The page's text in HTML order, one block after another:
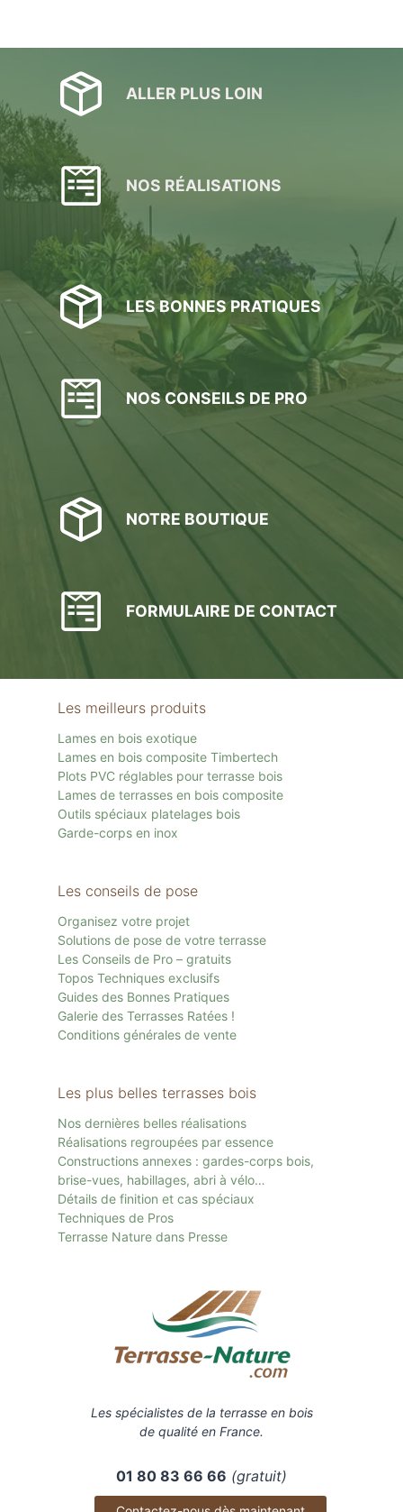
ALLER PLUS LOIN
NOS RÉALISATIONS
LES BONNES PRATIQUES
NOS CONSEILS DE PRO
NOTRE BOUTIQUE
FORMULAIRE DE CONTACT
Les meilleurs produits
Lames en bois exotique
Lames en bois composite Timbertech
Plots PVC réglables pour terrasse bois
Lames de terrasses en bois composite
Outils spéciaux platelages bois
Garde-corps en inox
Les conseils de pose
Organisez votre projet
Solutions de pose de votre terrasse
Les Conseils de Pro – gratuits
Topos Techniques exclusifs
Guides des Bonnes Pratiques
Galerie des Terrasses Ratées !
Conditions générales de vente
Les plus belles terrasses bois
Nos dernières belles réalisations
Réalisations regroupées par essence
Constructions annexes : gardes-corps bois,
brise-vues, habillages, abri à vélo…
Détails de finition et cas spéciaux
Techniques de Pros
Terrasse Nature dans Presse
Les spécialistes de la terrasse en bois
de qualité en France.
01 80 83 66 66 (gratuit)